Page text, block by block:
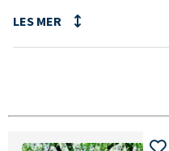
med et volum på opp til 520